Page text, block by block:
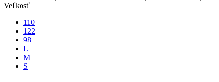
Veľkosť
110
122
98
L
M
S